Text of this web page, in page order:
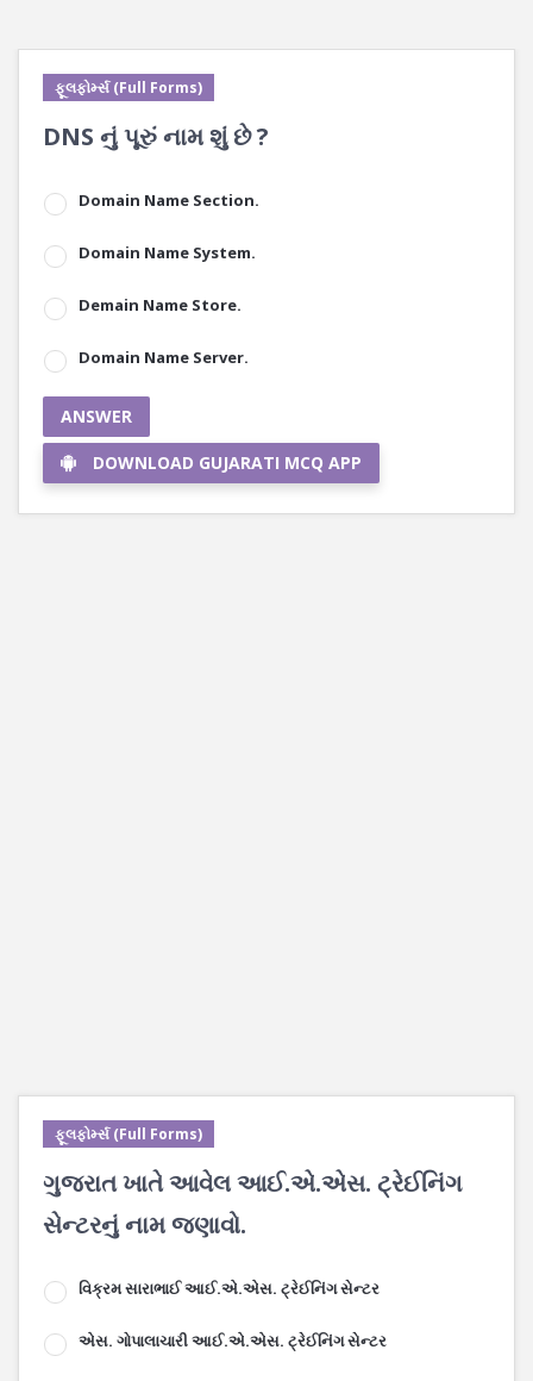
ફૂલફોર્મ્સ (Full Forms)
DNS નું પૂરું નામ શું છે ?
Domain Name Section.
Domain Name System.
Demain Name Store.
Domain Name Server.
ANSWER
DOWNLOAD GUJARATI MCQ APP
ફૂલફોર્મ્સ (Full Forms)
ગુજરાત ખાતે આવેલ આઈ.એ.એસ. ટ્રેઈનિંગ
સેન્ટરનું નામ જણાવો.
વિક્રમ સારાભાઈ આઈ.એ.એસ. ટ્રેઈનિંગ સેન્ટર
એસ. ગોપાલાચારી આઈ.એ.એસ. ટ્રેઈનિંગ સેન્ટર